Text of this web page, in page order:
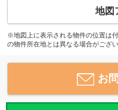
地図
※地図上に表示される物件の位置は
の物件所在地とは異なる場合がござい
お